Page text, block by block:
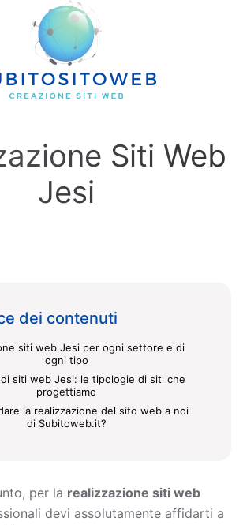
Siti Web
Jesi
dei contenuti
siti web Jesi per ogni settore e di
ogni tipo
siti web Jesi: le tipologie di siti che
progettiamo
la realizzazione del sito web a noi
di Subitoweb.it?
per la realizzazione siti web
devi assolutamente affidarti a